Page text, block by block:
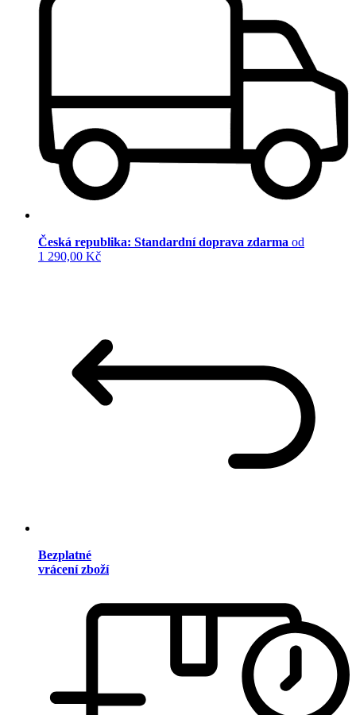
Česká republika: Standardní doprava zdarma od
1 290,00 Kč
Bezplatné
vrácení zboží